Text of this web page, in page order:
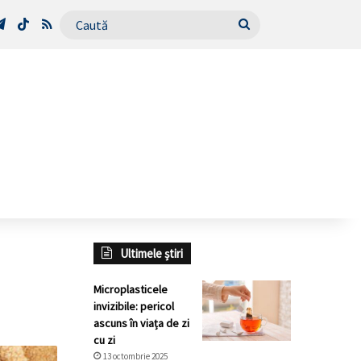
Telegram
TikTokRSS Caută
Ultimele știri
Microplasticele
invizibile: pericol
ascuns în viața de zi
cu zi
13 octombrie 2025